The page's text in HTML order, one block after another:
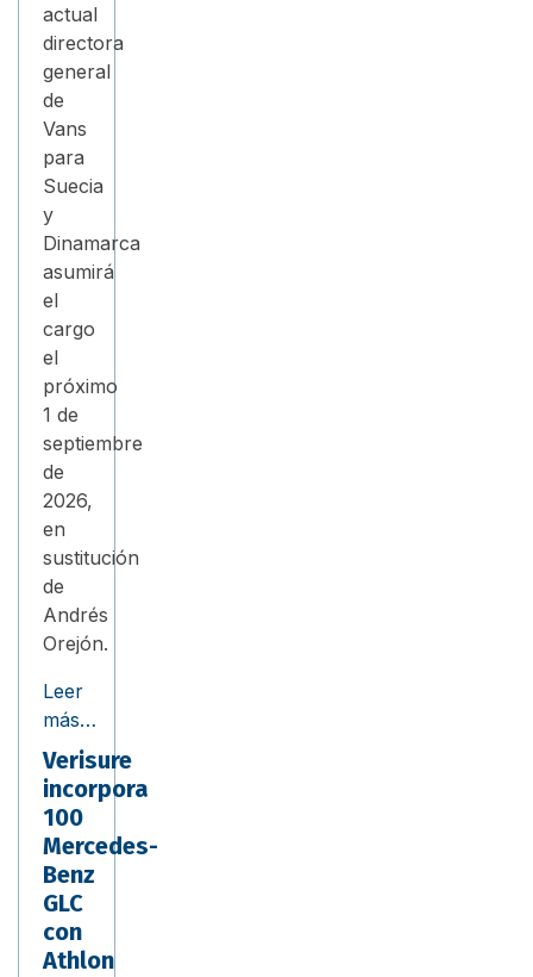
actual
directora
general
de
Vans
para
Suecia
y
Dinamarca
asumirá
el
cargo
el
próximo
1 de
septiembre
de
2026,
en
sustitución
de
Andrés
Orejón.
Leer
más…
Verisure
incorpora
100
Mercedes-
Benz
GLC
con
Athlon